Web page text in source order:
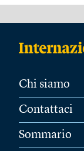
Chi siamo
Contattaci
Sommario